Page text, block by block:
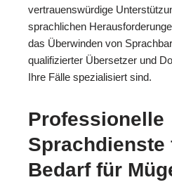
vertrauenswürdige
sprachlichen
das Überwinden von
qualifizierter Übersetzer und
Ihre Fälle spezialisiert sind.
Professionelle
Sprachdienste
Bedarf für